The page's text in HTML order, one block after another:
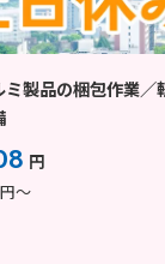
ミ製品の梱包作業
円
～